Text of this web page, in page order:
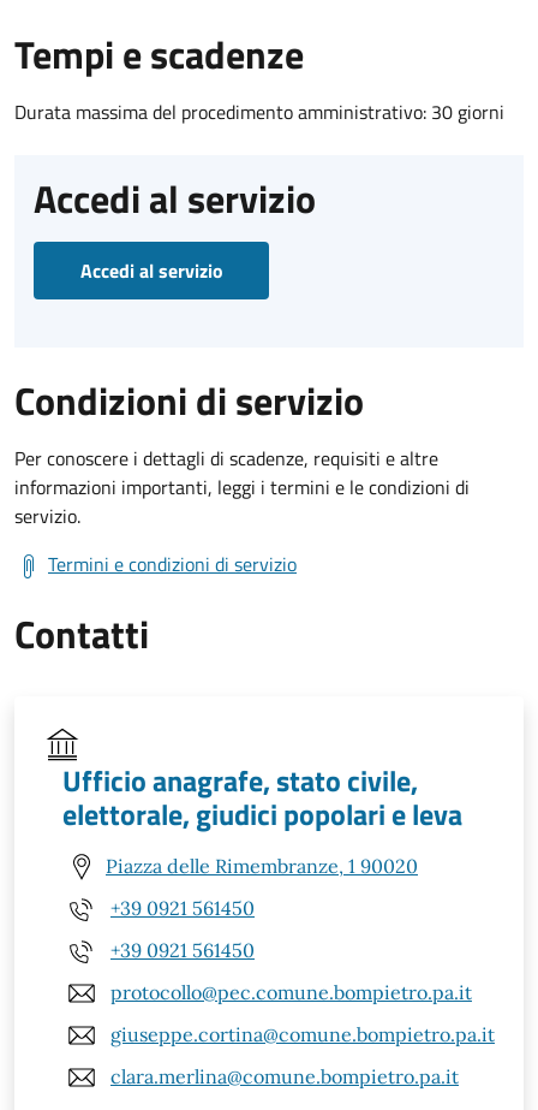
Tempi e scadenze
Durata massima del procedimento amministrativo: 30 giorni
Accedi al servizio
Accedi al servizio
Condizioni di servizio
Per conoscere i dettagli di scadenze, requisiti e altre
informazioni importanti, leggi i termini e le condizioni di
servizio.
Termini e condizioni di servizio
Contatti
Ufficio anagrafe, stato civile,
elettorale, giudici popolari e leva
Piazza delle Rimembranze, 1 90020
+39 0921 561450
+39 0921 561450
protocollo@pec.comune.bompietro.pa.it
giuseppe.cortina@comune.bompietro.pa.it
clara.merlina@comune.bompietro.pa.it